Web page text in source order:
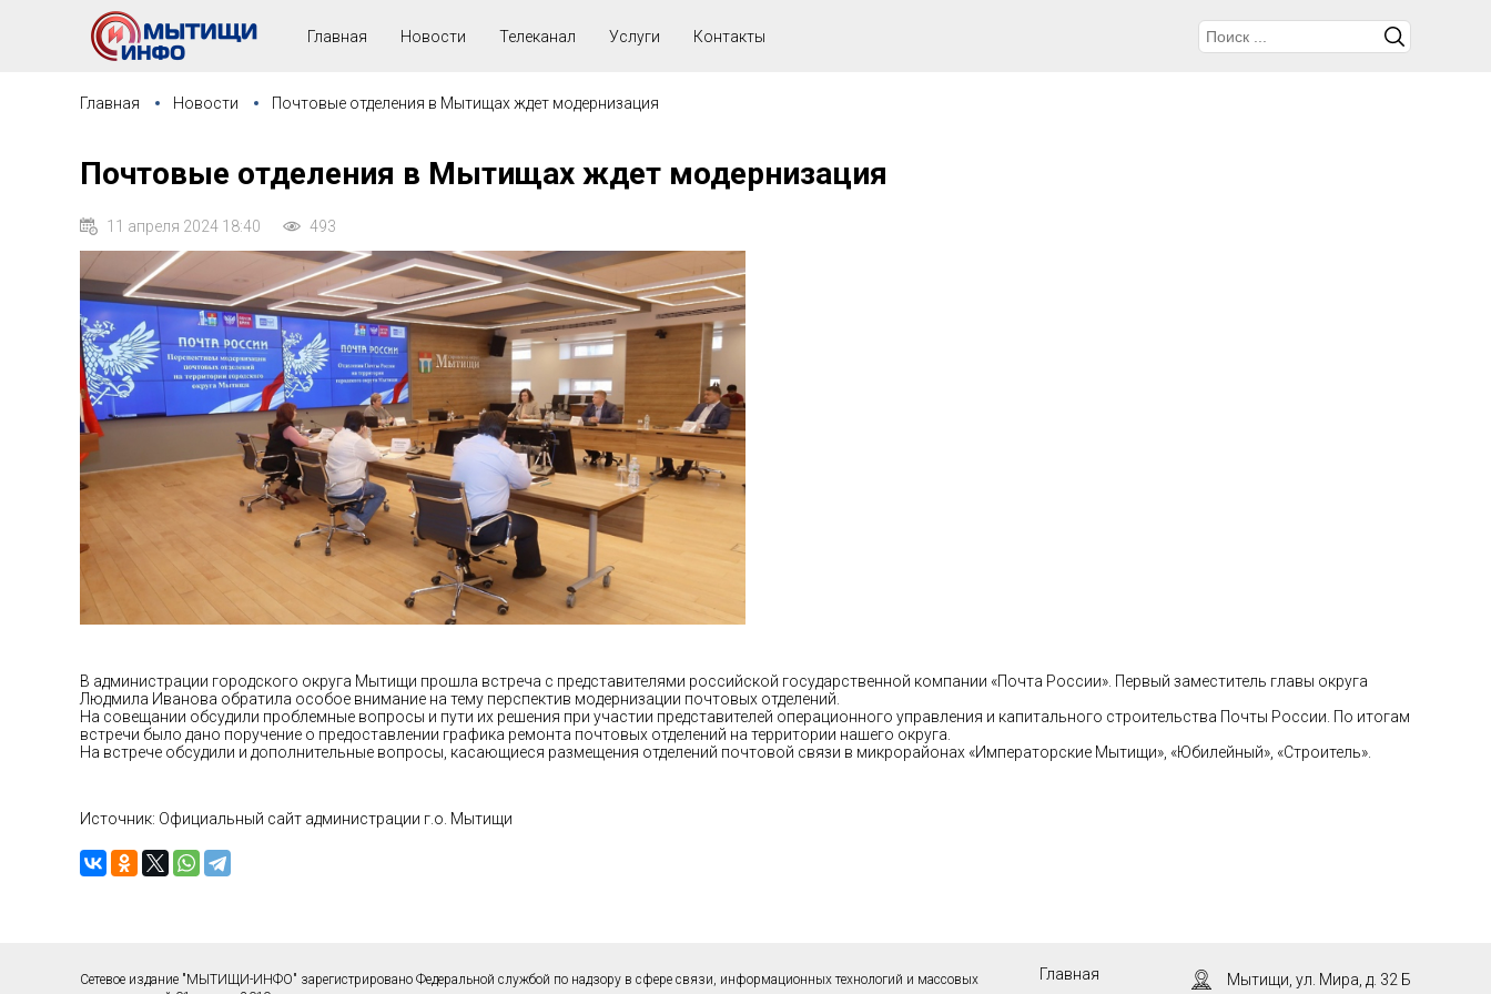
Главная Новости Телеканал Услуги Контакты
Главная Новости Почтовые отделения в Мытищах ждет модернизация
Почтовые отделения в Мытищах ждет модернизация
11 апреля 2024 18:40 493
В администрации городского округа Мытищи прошла встреча с представителями российской государственной компании «Почта России». Первый заместитель главы округа
Людмила Иванова обратила особое внимание на тему перспектив модернизации почтовых отделений.
На совещании обсудили проблемные вопросы и пути их решения при участии представителей операционного управления и капитального строительства Почты России. По итогам
встречи было дано поручение о предоставлении графика ремонта почтовых отделений на территории нашего округа.
На встрече обсудили и дополнительные вопросы, касающиеся размещения отделений почтовой связи в микрорайонах «Императорские Мытищи», «Юбилейный», «Строитель».
Источник: Официальный сайт администрации г.о. Мытищи
Сетевое издание "МЫТИЩИ-ИНФО" зарегистрировано Федеральной службой по надзору в сфере связи, информационных технологий и массовых
Главная Мытищи, ул. Мира, д. 32 Б